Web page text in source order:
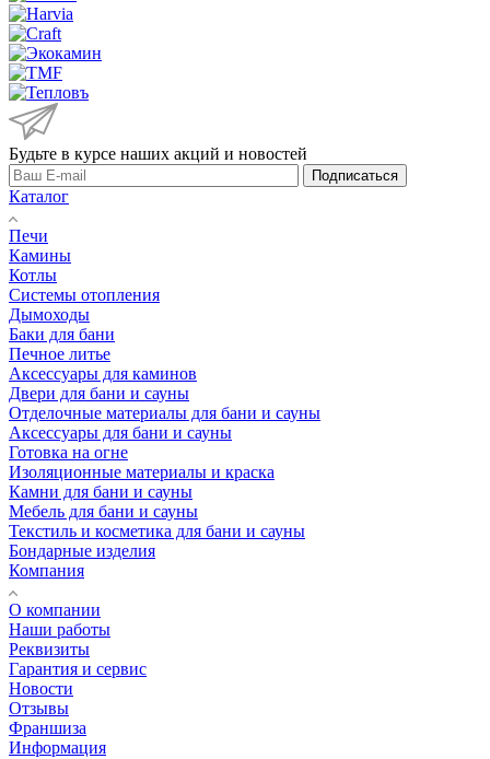
Будьте в курсе наших акций и новостей
Подписаться
Каталог
Печи
Камины
Котлы
Системы отопления
Дымоходы
Баки для бани
Печное литье
Аксессуары для каминов
Двери для бани и сауны
Отделочные материалы для бани и сауны
Аксессуары для бани и сауны
Готовка на огне
Изоляционные материалы и краска
Камни для бани и сауны
Мебель для бани и сауны
Текстиль и косметика для бани и сауны
Бондарные изделия
Компания
О компании
Наши работы
Реквизиты
Гарантия и сервис
Новости
Отзывы
Франшиза
Информация